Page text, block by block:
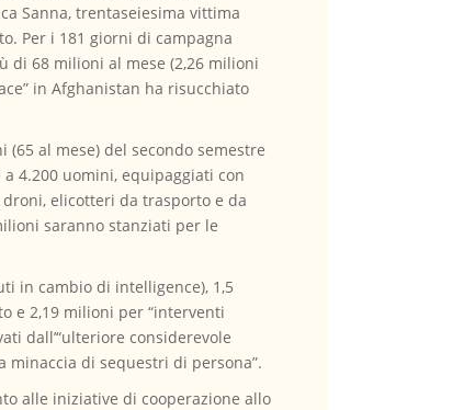
Sanna, trentaseiesima vittima
Per i 181 giorni di campagna
di 68 milioni al mese (2,26 milioni
in Afghanistan ha risucchiato
al mese) del secondo semestre
4.200 uomini, equipaggiati con
elicotteri da trasporto e da
saranno stanziati per le
in cambio di intelligence), 1,5
e 2,19 milioni per “interventi
dall’“ulteriore considerevole
di sequestri di persona”.
alle iniziative di cooperazione allo